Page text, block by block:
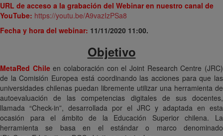
URL de acceso a la grabación del Webinar en nuestro canal de
YouTube: https://youtu.be/A9vazIzPSa8
Fecha y hora del webinar: 11/11/2020 11:00.
Objetivo
MetaRed Chileen colaboración con el Joint Research Centre (JRC)
de la Comisión Europea está coordinando las acciones para que las
universidades chilenas puedan libremente utilizar una herramienta de
autoevaluación de las competencias digitales de sus docentes,
llamada “Check-in”, desarrollada por el JRC y adaptada en esta
ocasión para el ámbito de la Educación Superior chilena. La
herramienta se basa en el estándar o marco denominado